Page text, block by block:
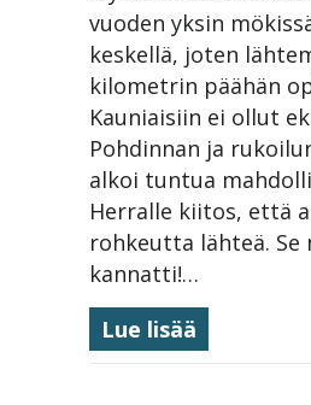
vuoden yksin
keskellä, joten
kilometrin päähän
Kauniaisiin ei ollut
Pohdinnan ja
alkoi tuntua
Herralle kiitos, että
rohkeutta lähteä.
kannatti!…
Lue lisää